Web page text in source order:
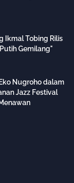
Ikmal Tobing Rilis
Gemilang"
Nugroho dalam
Jazz Festival